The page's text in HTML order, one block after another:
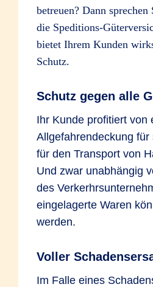
betreuen? Dann
die Speditions-
bietet Ihrem Kunden
Schutz.
Schutz gegen alle
Ihr Kunde profitiert von
Allgefahrendeckung für
für den Transport von
Und zwar unabhängig
des
eingelagerte Waren
werden.
Voller
Im Falle eines